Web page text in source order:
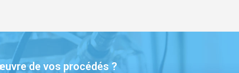
de vos procédés ?